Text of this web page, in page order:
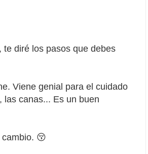
diré los pasos que debes
Viene genial para el cuidado
las canas... Es un buen
😚